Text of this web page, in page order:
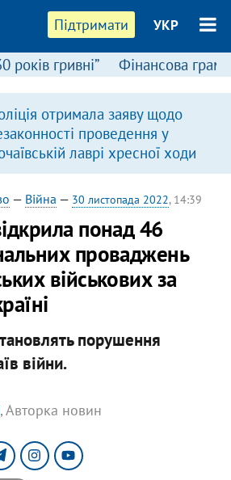
Підтримати УКР
років гривні” Фінансова
отримала заяву щодо
проведення у
лаврі хресної ходи
— Війна — 30 листопада 2022, 14:39
понад 46
проваджень
військових за
порушення
війни.
, Авторка новин